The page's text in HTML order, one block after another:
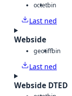
octetbin
Last ned
Webside
geotiffbin
Last ned
Webside DTED